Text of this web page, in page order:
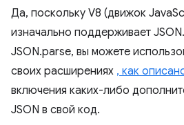
Да, поскольку V8 (движок
изначально поддерживает
JSON.parse, вы можете
своих расширениях , как
включения каких-либо
JSON в свой код.